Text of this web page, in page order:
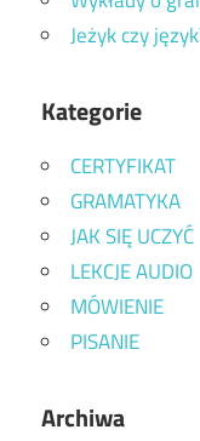
Jeżyk czy
Kategorie
CERTYFIKAT
GRAMATYKA
JAK SIĘ UCZYĆ
LEKCJE AUDIO
MÓWIENIE
PISANIE
Archiwa